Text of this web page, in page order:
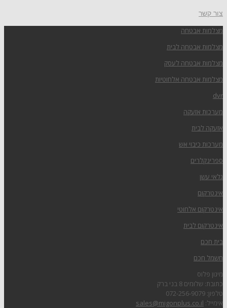
צור קשר
מצלמות אבטחה
מצלמות אבטחה לבית
מצלמות אבטחה לעסק
מצלמות אבטחה אלחוטיות
dvr
מערכות אזעקה
אזעקה לבית
מערכות כיבוי אש
ספרינקלרים
גלאי עשן
אינטרקום
אינטרקום אלחוטי
אינטרקום לבית
בית חכם
חשמל חכם
מיגון פלוס
כתובת: שלומים 8 בני ברק
טלפון: 072-256-9079
אימייל: sales@migonplus.co.il